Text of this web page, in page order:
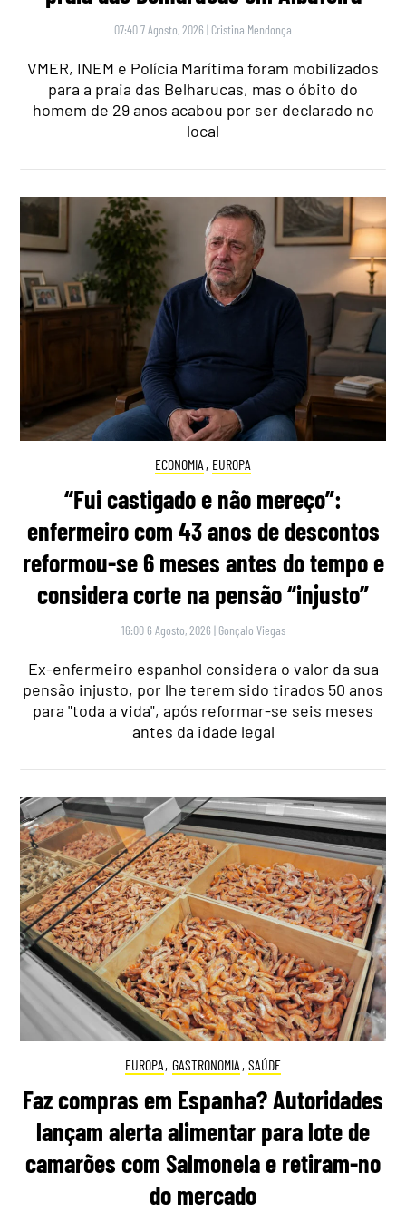
07:40 7 Agosto, 2026 | Cristina Mendonça
VMER, INEM e Polícia Marítima foram mobilizados
para a praia das Belharucas, mas o óbito do
homem de 29 anos acabou por ser declarado no
local
ECONOMIA , EUROPA
“Fui castigado e não mereço”:
enfermeiro com 43 anos de descontos
reformou-se 6 meses antes do tempo e
considera corte na pensão “injusto”
16:00 6 Agosto, 2026 | Gonçalo Viegas
Ex-enfermeiro espanhol considera o valor da sua
pensão injusto, por lhe terem sido tirados 50 anos
para "toda a vida", após reformar-se seis meses
antes da idade legal
EUROPA, GASTRONOMIA , SAÚDE
Faz compras em Espanha? Autoridades
lançam alerta alimentar para lote de
camarões com Salmonela e retiram-no
do mercado